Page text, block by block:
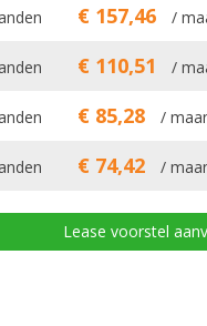
€ 157,46 /
€ 110,51 /
€ 85,28 /
€ 74,42 /
Lease voorstel